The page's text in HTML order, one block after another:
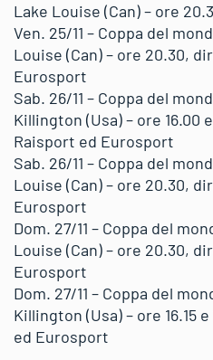
Lake Louise (Can) – ore
Ven. 25/11 – Coppa del
Louise (Can) – ore 20.30,
Eurosport
Sab. 26/11 – Coppa del
Killington (Usa) – ore 16.00
Raisport ed Eurosport
Sab. 26/11 – Coppa del
Louise (Can) – ore 20.30,
Eurosport
Dom. 27/11 – Coppa del
Louise (Can) – ore 20.30,
Eurosport
Dom. 27/11 – Coppa del
Killington (Usa) – ore 16.15
ed Eurosport